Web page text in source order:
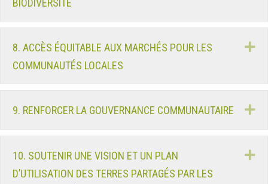
8. ACCÈS ÉQUITABLE AUX MARCHÉS POUR LES
COMMUNAUTÉS LOCALES
9. RENFORCER LA GOUVERNANCE COMMUNAUTAIRE
10. SOUTENIR UNE VISION ET UN PLAN
D’UTILISATION DES TERRES PARTAGÉS PAR LES